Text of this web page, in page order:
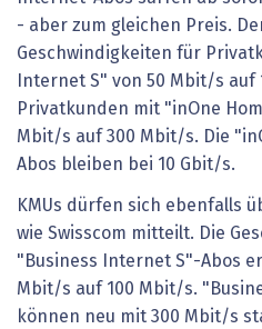
- aber zum gleichen Preis.
Geschwindigkeiten für
Internet S" von 50 Mbit/s auf
Privatkunden mit "inOne
Mbit/s auf 300 Mbit/s. Die
Abos bleiben bei 10 Gbit/s.
KMUs dürfen sich ebenfalls
wie Swisscom mitteilt. Die
"Business Internet S"-Abos
Mbit/s auf 100 Mbit/s.
können neu mit 300 Mbit/s